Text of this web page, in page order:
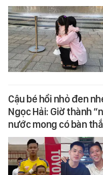
Cậu bé hồi nhỏ đen
Ngọc Hải: Giờ thành
nước mong có bàn